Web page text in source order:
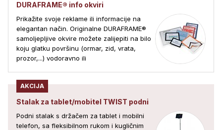
DURAFRAME® info okviri
Prikažite svoje reklame ili informacije na
elegantan način. Originalne DURAFRAME®
samoljepljive okvire možete zalijepiti na bilo
koju glatku površinu (ormar, zid, vrata,
prozor,...) vodoravno ili
AKCIJA
Stalak za tablet/mobitel TWIST podni
Podni stalak s držačem za tablet i mobilni
telefon, sa fleksibilnom rukom i kugličnim